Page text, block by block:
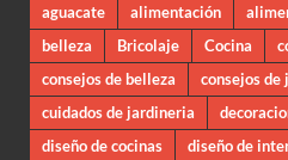
aguacate alimentación
belleza
Bricolaje Cocina
consejos de belleza
consejos de
cuidados de jardineria
diseño de cocinas
diseño de